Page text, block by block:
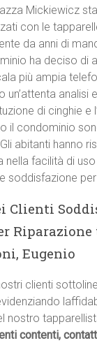
Mickiewicz
con le
da anni di
ha deciso di
più ampia
un’attenta analisi
di cinghie e
il condominio
abitanti hanno
facilità di uso
soddisfazione
Clienti
Eugenio
clienti
nostro
contenti,